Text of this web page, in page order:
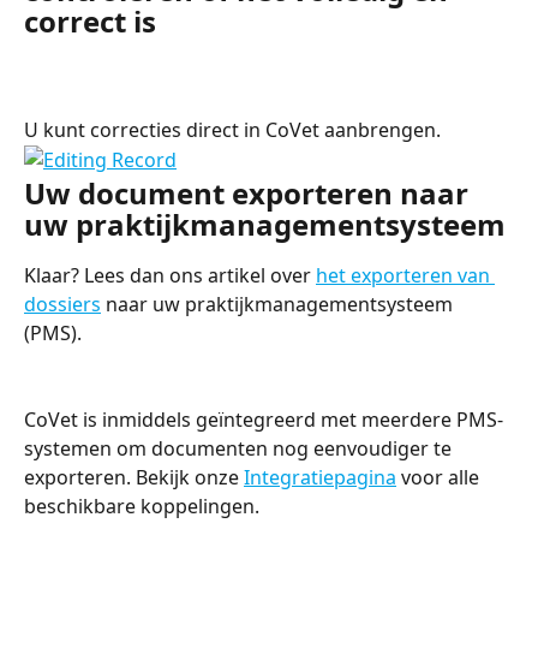
correct is
U kunt correcties direct in CoVet aanbrengen.
Uw document exporteren naar
uw praktijkmanagementsysteem
Klaar? Lees dan ons artikel over het exporteren van
dossiers naar uw praktijkmanagementsysteem
(PMS).
CoVet is inmiddels geïntegreerd met meerdere PMS-
systemen om documenten nog eenvoudiger te
exporteren. Bekijk onze Integratiepagina voor alle
beschikbare koppelingen.